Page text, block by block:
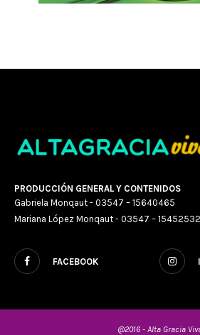
PRODUCCIÓN GENERAL Y CONTENIDOS
Gabriela Monqaut - 03547 – 15640465
Mariana López Monqaut - 03547 – 15452532
FACEBOOK
@2016 - Alta Gracia